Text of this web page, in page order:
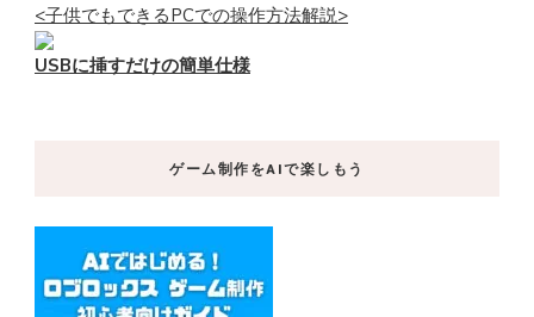
<子供でもできるPCでの操作方法解説>
USBに挿すだけの簡単仕様
ゲーム制作をAIで楽しもう